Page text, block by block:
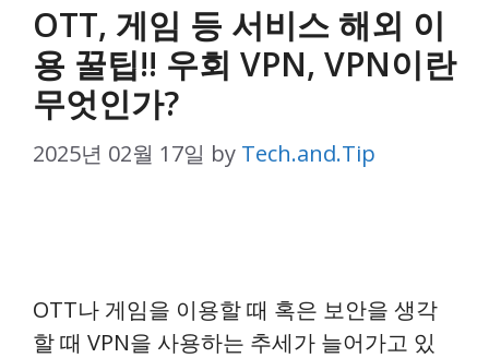
OTT, 게임 등 서비스 해외 이
용 꿀팁!! 우회 VPN, VPN이란
무엇인가?
2025년 02월 17일 by Tech.and.Tip
OTT나 게임을 이용할 때 혹은 보안을 생각
할 때 VPN을 사용하는 추세가 늘어가고 있